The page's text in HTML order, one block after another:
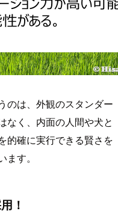
のは、外観のスタンダー
なく、内面の人間や犬と
的確に実行できる賢さを
す。
！